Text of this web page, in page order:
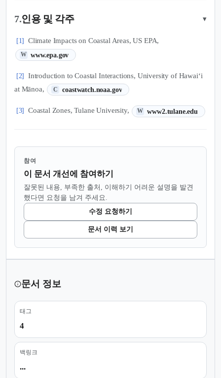
7.인용 및 각주 ▾
[1] Climate Impacts on Coastal Areas, US EPA,
W www.epa.gov
(새 탭에서 열림)
[2] Introduction to Coastal Interactions, University of Hawaiʻi
at Mānoa,
C coastwatch.noaa.gov
(새 탭에서 열림)
[3] Coastal Zones, Tulane University, W www2.tulane.edu
(새 탭에서 열림)
참여
이 문서 개선에 참여하기
잘못된 내용, 부족한 출처, 이해하기 어려운 설명을 발견
했다면 요청을 남겨 주세요.
수정 요청하기
문서 이력 보기
문서 정보
태그
4
백링크
...